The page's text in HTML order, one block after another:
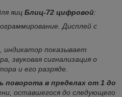
яиц Блиц-72 цифровой:
Дисплей с
, индикатор показывает
звуковая сигнализация о
и его разряде.
поворота в пределах от 1 до
оставшегося до следующего